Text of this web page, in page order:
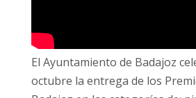
El Ayuntamiento de Badajoz
octubre la entrega de los